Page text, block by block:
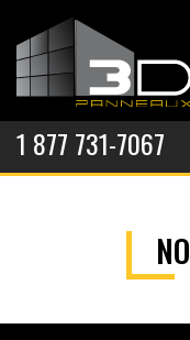
1 877 731-7067